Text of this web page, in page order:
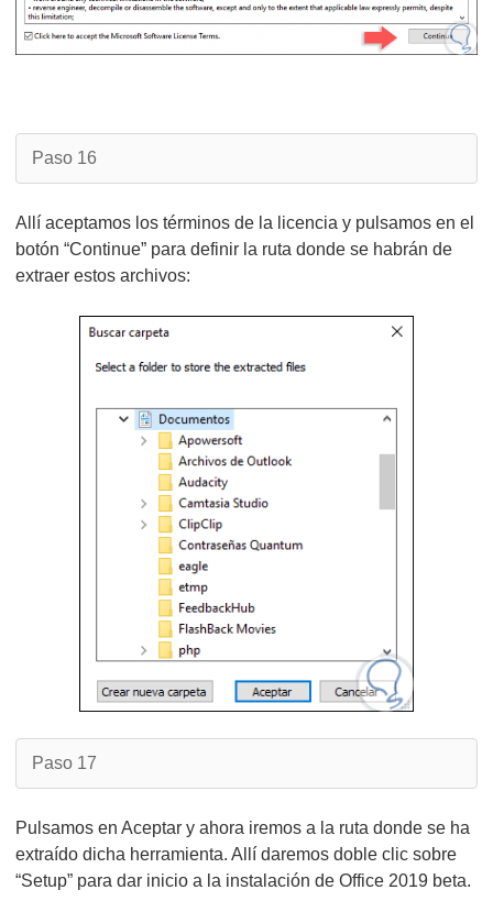
Paso 16
Allí aceptamos los términos de la licencia y pulsamos en el
botón “Continue” para definir la ruta donde se habrán de
extraer estos archivos:
Paso 17
Pulsamos en Aceptar y ahora iremos a la ruta donde se ha
extraído dicha herramienta. Allí daremos doble clic sobre
“Setup” para dar inicio a la instalación de Office 2019 beta.